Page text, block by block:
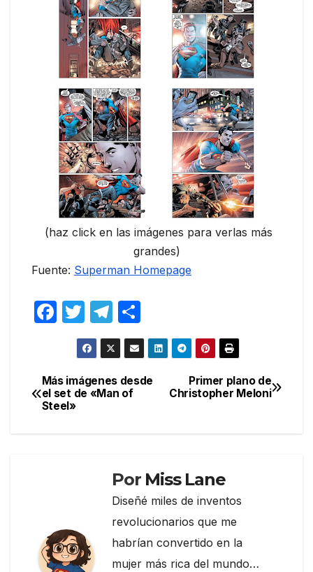
(haz click en las imágenes para verlas más
grandes)
Fuente: Superman Homepage
F
e
b
T
w
itt
er
T
el
e
gr
a
o
m
p
Navegación
de
Primer plano de
Christopher Meloni
Más imágenes desde
el set de «Man of
Steel»
Por Miss Lane
Diseñé miles de inventos
revolucionarios que me
habrían convertido en la
mujer más rica del mundo…